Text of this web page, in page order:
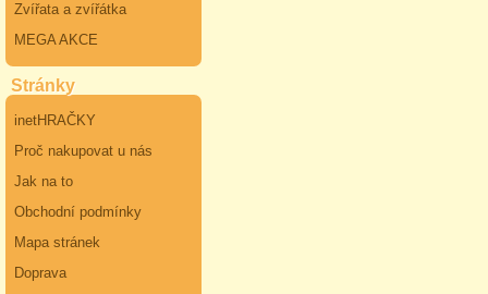
Zvířata a zvířátka
MEGA AKCE
Stránky
inetHRAČKY
Proč nakupovat u nás
Jak na to
Obchodní podmínky
Mapa stránek
Doprava